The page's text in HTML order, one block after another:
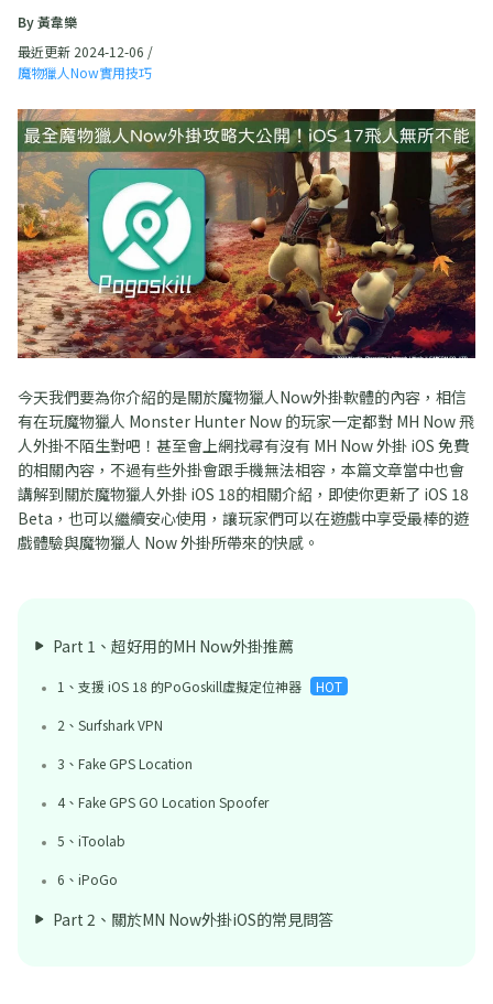
By 黃韋樂
最近更新 2024-12-06 /
魔物獵人Now實用技巧
今天我們要為你介紹的是關於魔物獵人Now外掛軟體的內容，相信
有在玩魔物獵人 Monster Hunter Now 的玩家一定都對 MH Now 飛
人外掛不陌生對吧！甚至會上網找尋有沒有 MH Now 外掛 iOS 免費
的相關內容，不過有些外掛會跟手機無法相容，本篇文章當中也會
講解到關於魔物獵人外掛 iOS 18的相關介紹，即使你更新了 iOS 18
Beta，也可以繼續安心使用，讓玩家們可以在遊戲中享受最棒的遊
戲體驗與魔物獵人 Now 外掛所帶來的快感。
Part 1、超好用的MH Now外掛推薦
1、支援 iOS 18 的PoGoskill虛擬定位神器 HOT
2、Surfshark VPN
3、Fake GPS Location
4、Fake GPS GO Location Spoofer
5、iToolab
6、iPoGo
Part 2、關於MN Now外掛iOS的常見問答